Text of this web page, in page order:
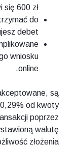
się 600 zł.
do
debet.
wniosku
online.
są
od kwoty
poprzez
walutę
złożenia